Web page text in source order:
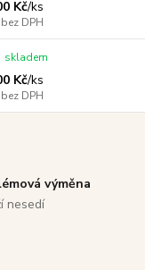
Kč/ks
bez DPH
Kč/ks
bez DPH
skladem
výměna
nesedí